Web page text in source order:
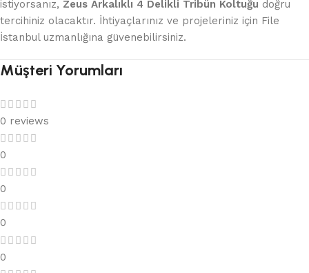
istiyorsanız, Zeus Arkalıklı 4 Delikli Tribün Koltuğu doğru
tercihiniz olacaktır. İhtiyaçlarınız ve projeleriniz için File
İstanbul uzmanlığına güvenebilirsiniz.
Müşteri Yorumları
0 reviews
0
0
0
0